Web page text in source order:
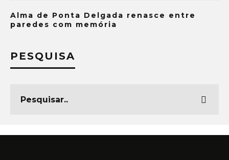
Alma de Ponta Delgada renasce entre
paredes com memória
PESQUISA